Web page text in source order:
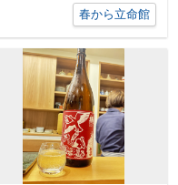
春から立命館